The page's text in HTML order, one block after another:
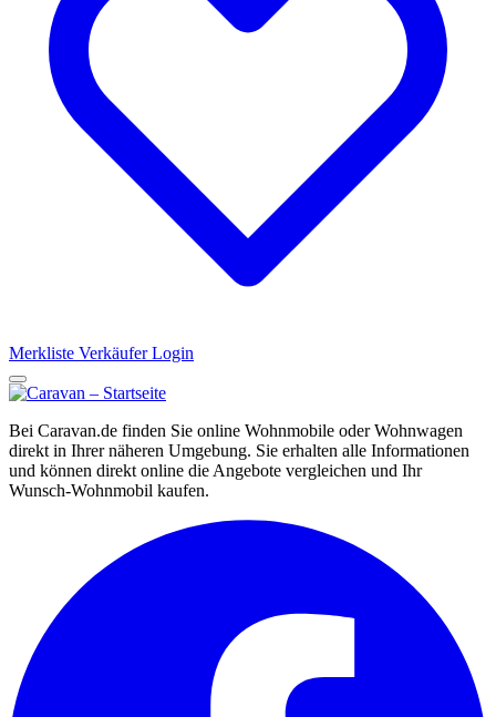
Merkliste Verkäufer Login
Bei Caravan.de finden Sie online Wohnmobile oder Wohnwagen
direkt in Ihrer näheren Umgebung. Sie erhalten alle Informationen
und können direkt online die Angebote vergleichen und Ihr
Wunsch-Wohnmobil kaufen.